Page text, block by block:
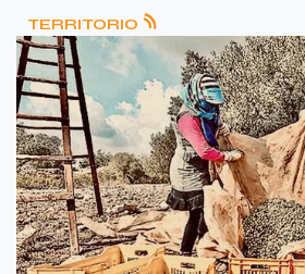
TERRITORIO